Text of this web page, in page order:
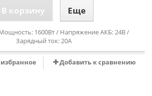
В корзину Еще
1600Вт / Напряжение АКБ: 24В /
Зарядный ток: 20А
Добавить к сравнению